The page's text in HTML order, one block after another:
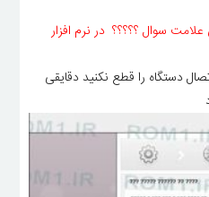
سوال ؟؟؟؟؟ در نرم افزار
دستگاه را قطع نکنید دقایقی